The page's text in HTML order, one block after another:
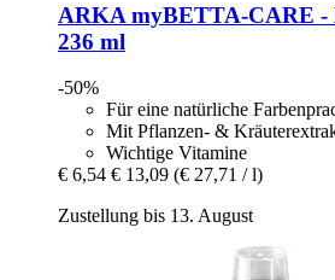
ARKA myBETTA-​CARE -​
236 ml
-50%
Für eine natürliche
Mit Pflanzen- &
Wichtige Vitamine
€ 6,54 € 13,09 (€ 27,71 / l)
Zustellung bis 13. August